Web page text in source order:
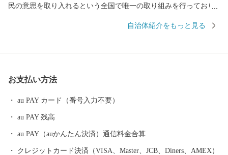
民の意思を取り入れるという全国で唯一の取り組みを行っており
ふるさと”です！(同市丸岡町はコシヒカリ開発者 石墨博士の故郷
織による織マークは国内シェアの80％を占めております。 また、
景勝地「東尋坊」に代表される海岸線や現存十二天守として知ら
れる「丸岡城」などを有することでも有名です。 心から笑顔にな
自治体紹介をもっと見る
お支払い方法
au PAY カード（番号入力不要）
au PAY 残高
au PAY（auかんたん決済）通信料金合算
クレジットカード決済（VISA、Master、JCB、Diners、AMEX）